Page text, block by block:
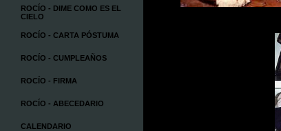
ROCÍO - DIME COMO ES EL
CIELO
ROCÍO - CARTA PÓSTUMA
ROCÍO - CUMPLEAÑOS
ROCÍO - FIRMA
ROCÍO - ABECEDARIO
CALENDARIO